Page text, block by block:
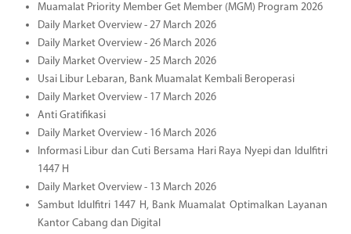
Muamalat Priority Member Get Member (MGM) Program 2026
Daily Market Overview - 27 March 2026
Daily Market Overview - 26 March 2026
Daily Market Overview - 25 March 2026
Usai Libur Lebaran, Bank Muamalat Kembali Beroperasi
Daily Market Overview - 17 March 2026
Anti Gratifikasi
Daily Market Overview - 16 March 2026
Informasi Libur dan Cuti Bersama Hari Raya Nyepi dan Idulfitri
1447 H
Daily Market Overview - 13 March 2026
Sambut Idulfitri 1447 H, Bank Muamalat Optimalkan Layanan
Kantor Cabang dan Digital